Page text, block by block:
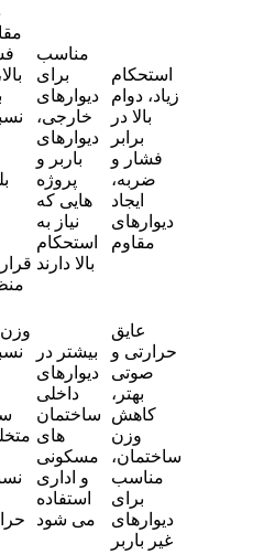
مناسب
برای
دیوارهای
خارجی،
دیوارهای
باربر و
پروژه
هایی که
نیاز به
استحکام
بالا دارند
استحکام
زیاد، دوام
بالا در
برابر
فشار و
ضربه،
ایجاد
دیوارهای
مقاوم
وزن
بیشتر در
دیوارهای
داخلی
ساختمان
های
مسکونی
و اداری
استفاده
می شود
عایق
حرارتی و
صوتی
بهتر،
کاهش
وزن
ساختمان،
مناسب
برای
دیوارهای
غیر باربر